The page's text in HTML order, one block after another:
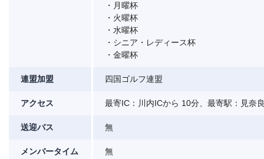
・月曜杯
・火曜杯
・水曜杯
・シニア・レディース杯
・金曜杯
連盟加盟 四国ゴルフ連盟
アクセス 最寄IC：川内ICから 10分、最寄駅：見奈
送迎バス 無
メンバータイム 無